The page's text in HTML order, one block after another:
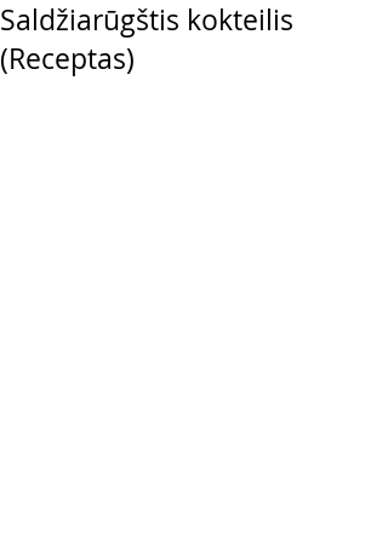
Saldžiarūgštis kokteilis
(Receptas)